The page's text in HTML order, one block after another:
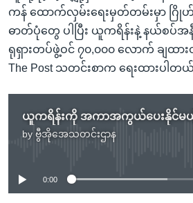
ကန် ထောက်လှမ်းရေးမှတ်တမ်းမှာ
ဓာတ်ပုံတွေ ပါပြီး ယူကရိန်းနဲ့ နယ်စပ်အနီ
ရုရှားတပ်ဖွဲ့ဝင် ၇၀,၀၀၀ လောက် ချ
The Post သတင်းစာက ရေးထားပါတ
by ဗွီအိုအေသတင်းဌာန
No media source
0:00